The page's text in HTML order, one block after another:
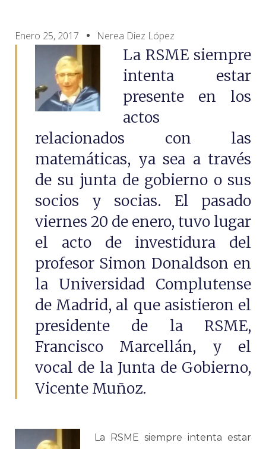
Enero 25, 2017 Nerea Diez López
La RSME siempre
intenta estar
presente en los
actos
relacionados con las
matemáticas, ya sea a través
de su junta de gobierno o sus
socios y socias. El pasado
viernes 20 de enero, tuvo lugar
el acto de investidura del
profesor Simon Donaldson en
la Universidad Complutense
de Madrid, al que asistieron el
presidente de la RSME,
Francisco Marcellán, y el
vocal de la Junta de Gobierno,
Vicente Muñoz.
La RSME siempre intenta estar